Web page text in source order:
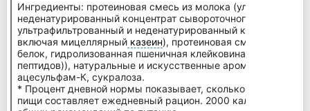
Ингредиенты: протеиновая смесь из молока
неденатурированный концентрат сывороточного протеина
ультрафильтрованный и неденатурированный концентрат
включая мицеллярныйказеин), протеиновая смесь
белок, гидролизованная пшеничная клейковина (источник
пептидов)), натуральные и искусственные ароматизаторы,
ацесульфам-К, сукралоза.
* Процент дневной нормы показывает, сколько
пищи составляет ежедневный рацион. 2000 калорий в день